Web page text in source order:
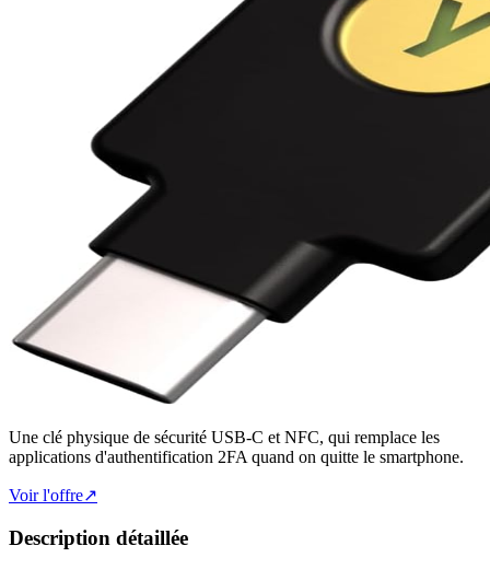
Une clé physique de sécurité USB-C et NFC, qui remplace les
applications d'authentification 2FA quand on quitte le smartphone.
Voir l'offre↗
Description détaillée